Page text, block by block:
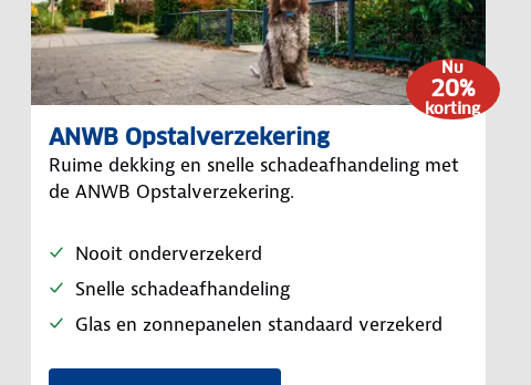
Nu
20%
korting
ANWB Opstalverzekering
Ruime dekking en snelle schadeafhandeling met
de ANWB Opstalverzekering.
Nooit onderverzekerd
Snelle schadeafhandeling
Glas en zonnepanelen standaard verzekerd